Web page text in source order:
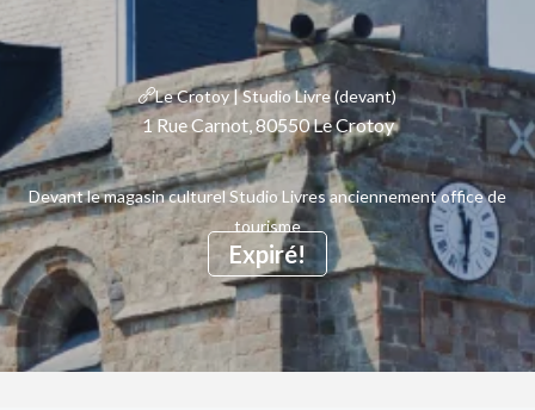
Expiré!
Le Crotoy | Studio Livre (devant)
1 Rue Carnot, 80550 Le Crotoy
Devant le magasin culturel Studio Livres anciennement office de
tourisme